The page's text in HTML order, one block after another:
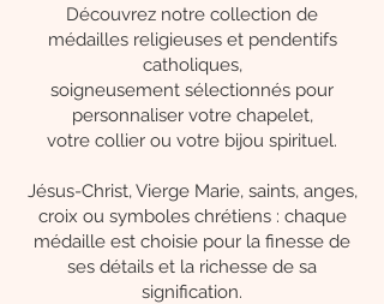
Découvrez notre collection de
médailles religieuses et pendentifs
catholiques,
soigneusement sélectionnés pour
personnaliser votre chapelet,
votre collier ou votre bijou spirituel.
Jésus-Christ, Vierge Marie, saints, anges,
croix ou symboles chrétiens : chaque
médaille est choisie pour la finesse de
ses détails et la richesse de sa
signification.